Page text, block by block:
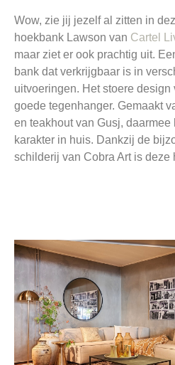
Wow, zie jij jezelf al zitten in
hoekbank Lawson van Cartel
maar ziet er ook prachtig uit.
bank dat verkrijgbaar is in
uitvoeringen. Het stoere
goede tegenhanger. Gemaakt
en teakhout van Gusj,
karakter in huis. Dankzij de
schilderij van Cobra Art is deze